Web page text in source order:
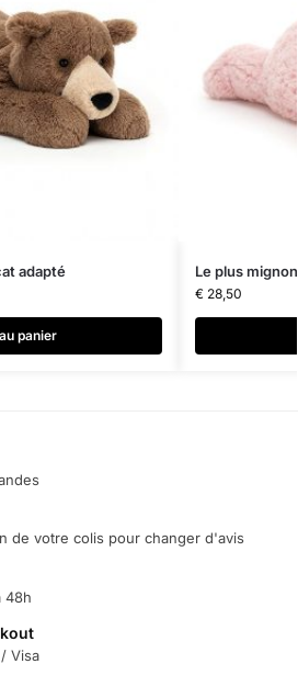
adapté
panier
Le plus
€28,50
de votre colis pour changer d'avis
48h
Visa